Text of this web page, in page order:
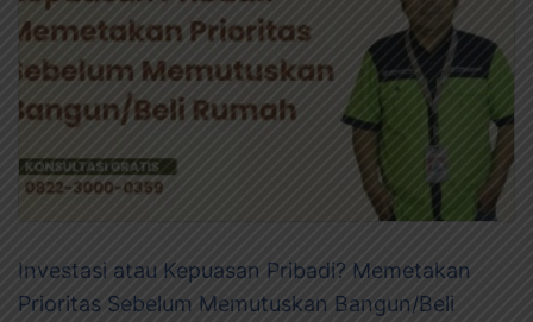
Investasi atau Kepuasan Pribadi? Memetakan
Prioritas Sebelum Memutuskan Bangun/Beli